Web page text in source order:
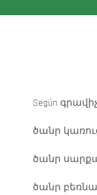
Según
ծանր
ծանր
ծանր